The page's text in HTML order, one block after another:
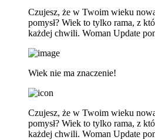
Czujesz, że w Twoim wieku
pomysł? Wiek to tylko rama, z
każdej chwili. Woman Update
Wiek nie ma znaczenie!
Czujesz, że w Twoim wieku
pomysł? Wiek to tylko rama, z
każdej chwili. Woman Update